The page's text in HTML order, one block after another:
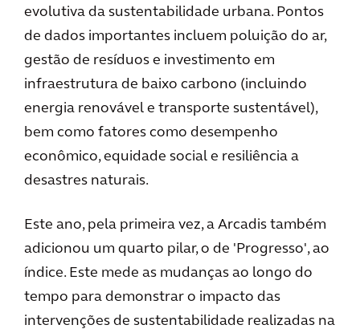
evolutiva da sustentabilidade urbana. Pontos
de dados importantes incluem poluição do ar,
gestão de resíduos e investimento em
infraestrutura de baixo carbono (incluindo
energia renovável e transporte sustentável),
bem como fatores como desempenho
econômico, equidade social e resiliência a
desastres naturais.
Este ano, pela primeira vez, a Arcadis também
adicionou um quarto pilar, o de 'Progresso', ao
índice. Este mede as mudanças ao longo do
tempo para demonstrar o impacto das
intervenções de sustentabilidade realizadas na